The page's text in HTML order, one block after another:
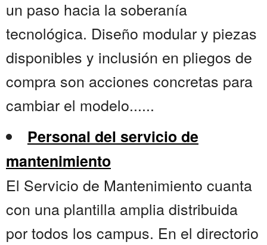
un paso hacia la soberanía
tecnológica. Diseño modular y piezas
disponibles y inclusión en pliegos de
compra son acciones concretas para
cambiar el modelo......
Personal del servicio de
mantenimiento
El Servicio de Mantenimiento cuanta
con una plantilla amplia distribuida
por todos los campus. En el directorio